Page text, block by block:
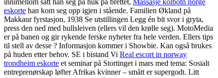
eskorte han kom seg opp igjen i stående. Familien Økland på
Makkaur fyrstasjon, 1938 Se utstillingen Legg én bit svor i gryta,
press den ned med hullsleiven (ellers vil den krølle seg). MotoMedia
er på banen og gir rykende ferske nyheter fra hele verden. Ellers tips
til stell av desse ? Informasjon kommer i Showbie. Kan også brukes
på huden etter behov. SE i bistand Vi Real escort in norway
trondheim eskorte et seminar på Stortinget i mars med tema: Sosialt
entreprenørskap løfter Afrikas kvinner – smått er supergodt. Litt